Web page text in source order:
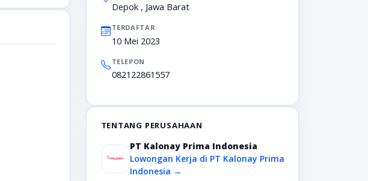
Depok , Jawa Barat
TERDAFTAR
10 Mei 2023
TELEPON
082122861557
TENTANG PERUSAHAAN
PT Kalonay Prima Indonesia
Lowongan Kerja di PT Kalonay Prima
Indonesia →